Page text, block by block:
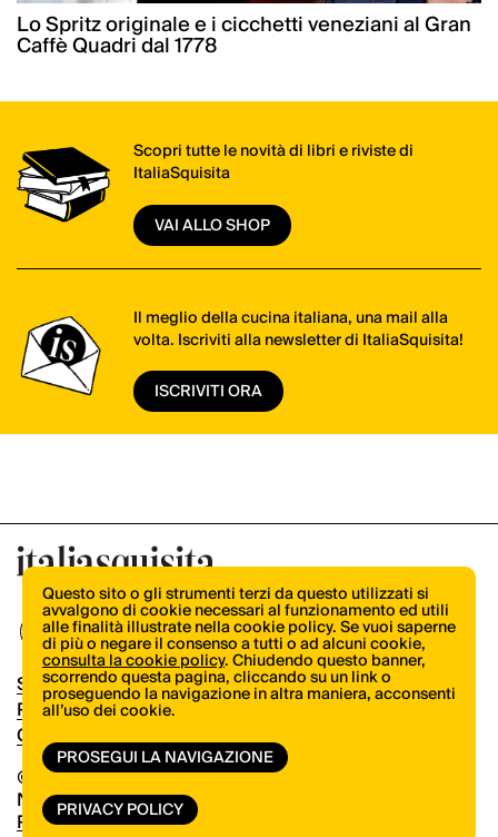
Lo Spritz originale e i cicchetti veneziani al Gran
Caffè Quadri dal 1778
Scopri tutte le novità di libri e riviste di
ItaliaSquisita
VAI ALLO SHOP
Il meglio della cucina italiana, una mail alla
volta. Iscriviti alla newsletter di ItaliaSquisita!
ISCRIVITI ORA
© Copyright 2026.Vertical.it
N.ro Iscrizione ROC 32504
Privacy Policy
Shop
Pubblicità
Contatti
Questo sito o gli strumenti terzi da questo utilizzati si
avvalgono di cookie necessari al funzionamento ed utili
alle finalità illustrate nella cookie policy. Se vuoi saperne
di più o negare il consenso a tutti o ad alcuni cookie,
consulta la cookie policy. Chiudendo questo banner,
scorrendo questa pagina, cliccando su un link o
proseguendo la navigazione in altra maniera, acconsenti
all’uso dei cookie.
PROSEGUI LA NAVIGAZIONE
PRIVACY POLICY